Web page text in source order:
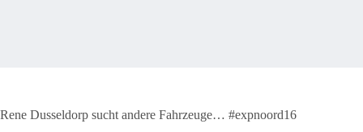
Rene Dusseldorp sucht andere Fahrzeuge… #expnoord16